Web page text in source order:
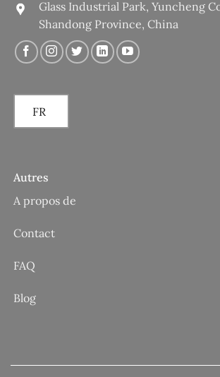
Glass Industrial Park, Yuncheng
Shandong Province, China
FR
Autres
A propos de
Contact
FAQ
Blog